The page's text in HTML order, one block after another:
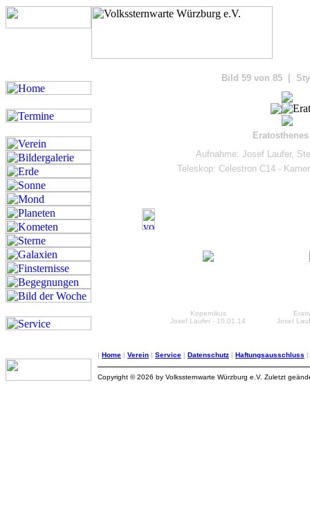
Bild 59 von 85 |
Aufnahme: Josef Laufer,
Teleskop: Celestron C14 -
Kopernikus
Josef Laufer - 10.01.14
Josef
| Home | Verein | Service | Datenschutz | Haftungsausschluss |
Copyright © 2026 by Volkssternwarte Würzburg e.V. Zuletzt